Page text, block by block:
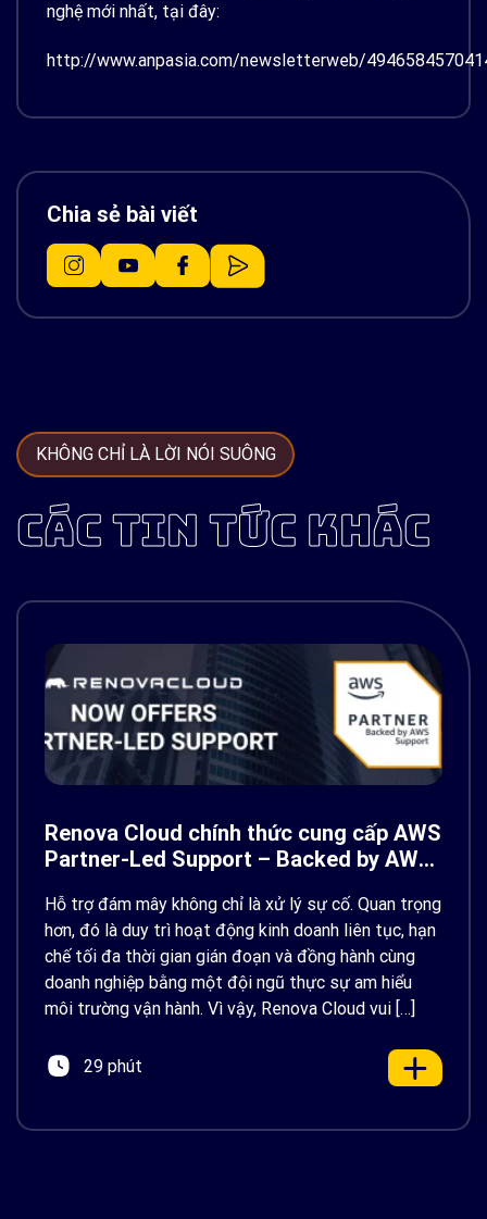
nghệ mới nhất, tại đây:
http://www.anpasia.com/newsletterweb/
Chia sẻ bài viết
KHÔNG CHỈ LÀ LỜI NÓI SUÔNG
CÁC TIN TỨC KHÁC
Renova Cloud chính thức cung cấp AWS
Partner-Led Support – Backed by AWS
Hỗ trợ đám mây không chỉ là xử lý sự cố. Quan trọng
hơn, đó là duy trì hoạt động kinh doanh liên tục, hạn
chế tối đa thời gian gián đoạn và đồng hành cùng
doanh nghiệp bằng một đội ngũ thực sự am hiểu
môi trường vận hành. Vì vậy, Renova Cloud vui […]
29 phút